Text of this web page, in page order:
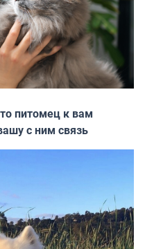
питомец к вам
с ним связь